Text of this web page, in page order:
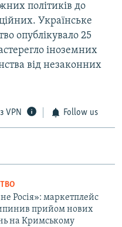
політиків до
Українське
опублікувало 25
іноземних
від незаконних
VPN Follow us
Росія»: маркетплейс
прийом нових
на Кримському